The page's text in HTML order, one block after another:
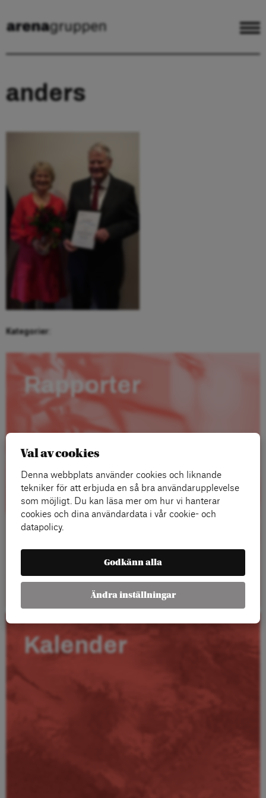
anders
Kategorier:
Rapporter
Läs mer
Kalender
Val av cookies
Denna webbplats använder cookies och liknande
tekniker för att erbjuda en så bra användarupplevelse
som möjligt. Du kan läsa mer om hur vi hanterar
cookies och dina användardata i vår cookie- och
datapolicy.
Godkänn alla
Ändra inställningar